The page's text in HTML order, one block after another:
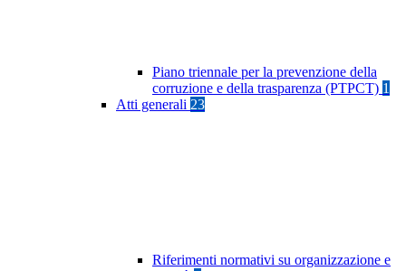
Piano triennale per la prevenzione della
corruzione e della trasparenza (PTPCT) 1
Atti generali 23
Riferimenti normativi su organizzazione e